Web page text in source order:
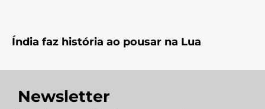
Índia faz história ao pousar na Lua
Newsletter